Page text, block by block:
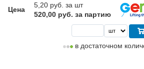
Цена
5,20 руб. за шт
520,00 руб. за партию
в достаточном